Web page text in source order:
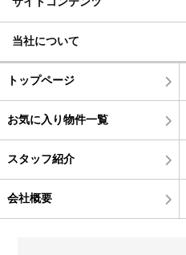
当社について
トップページ
お気に入り物件一覧
スタッフ紹介
会社概要